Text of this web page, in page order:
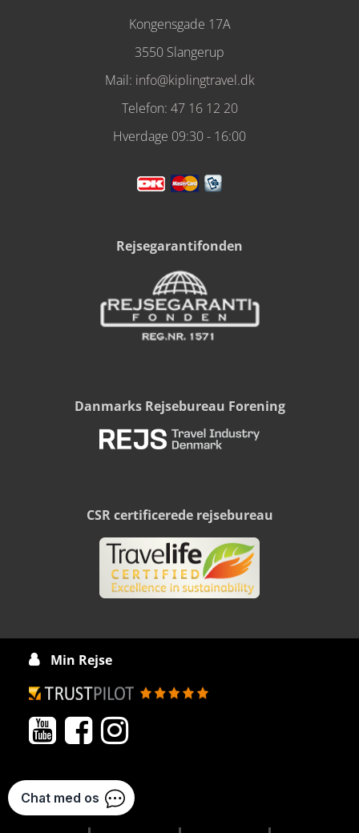
Kongensgade 17A
3550 Slangerup
Mail: info@kiplingtravel.dk
Telefon: 47 16 12 20
Hverdage 09:30 - 16:00
Rejsegarantifonden
Danmarks Rejsebureau Forening
CSR certificerede rejsebureau
 Min Rejse
  